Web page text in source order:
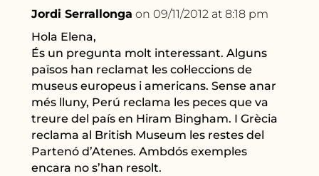
Jordi Serrallonga on 09/11/2012 at 8:18 pm
Hola Elena,
És un pregunta molt interessant. Alguns
països han reclamat les col·leccions de
museus europeus i americans. Sense anar
més lluny, Perú reclama les peces que va
treure del país en Hiram Bingham. I Grècia
reclama al British Museum les restes del
Partenó d’Atenes. Ambdós exemples
encara no s’han resolt.